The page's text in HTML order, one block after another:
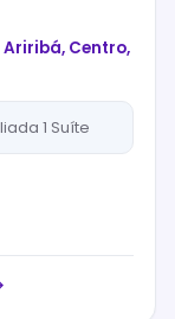
Ariribá, Centro,
1 Suíte